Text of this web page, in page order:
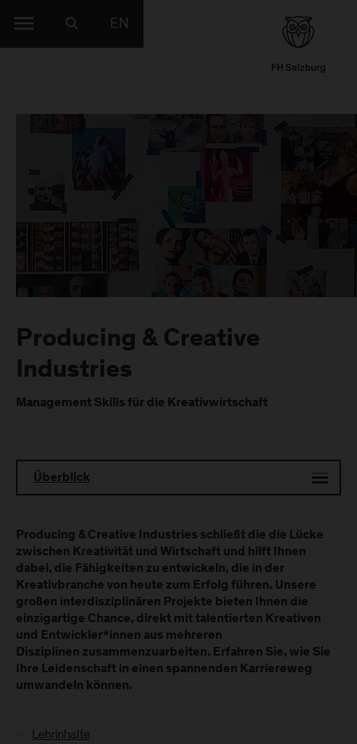
EN
Producing & Creative
Industries
Management Skills für die Kreativwirtschaft
Überblick
Producing & Creative Industries schließt die die Lücke
zwischen Kreativität und Wirtschaft und hilft Ihnen
dabei, die Fähigkeiten zu entwickeln, die in der
Kreativbranche von heute zum Erfolg führen. Unsere
großen interdisziplinären Projekte bieten Ihnen die
einzigartige Chance, direkt mit talentierten Kreativen
und Entwickler*innen aus mehreren
Disziplinen zusammenzuarbeiten. Erfahren Sie, wie Sie
Ihre Leidenschaft in einen spannenden Karriereweg
umwandeln können.
Lehrinhalte